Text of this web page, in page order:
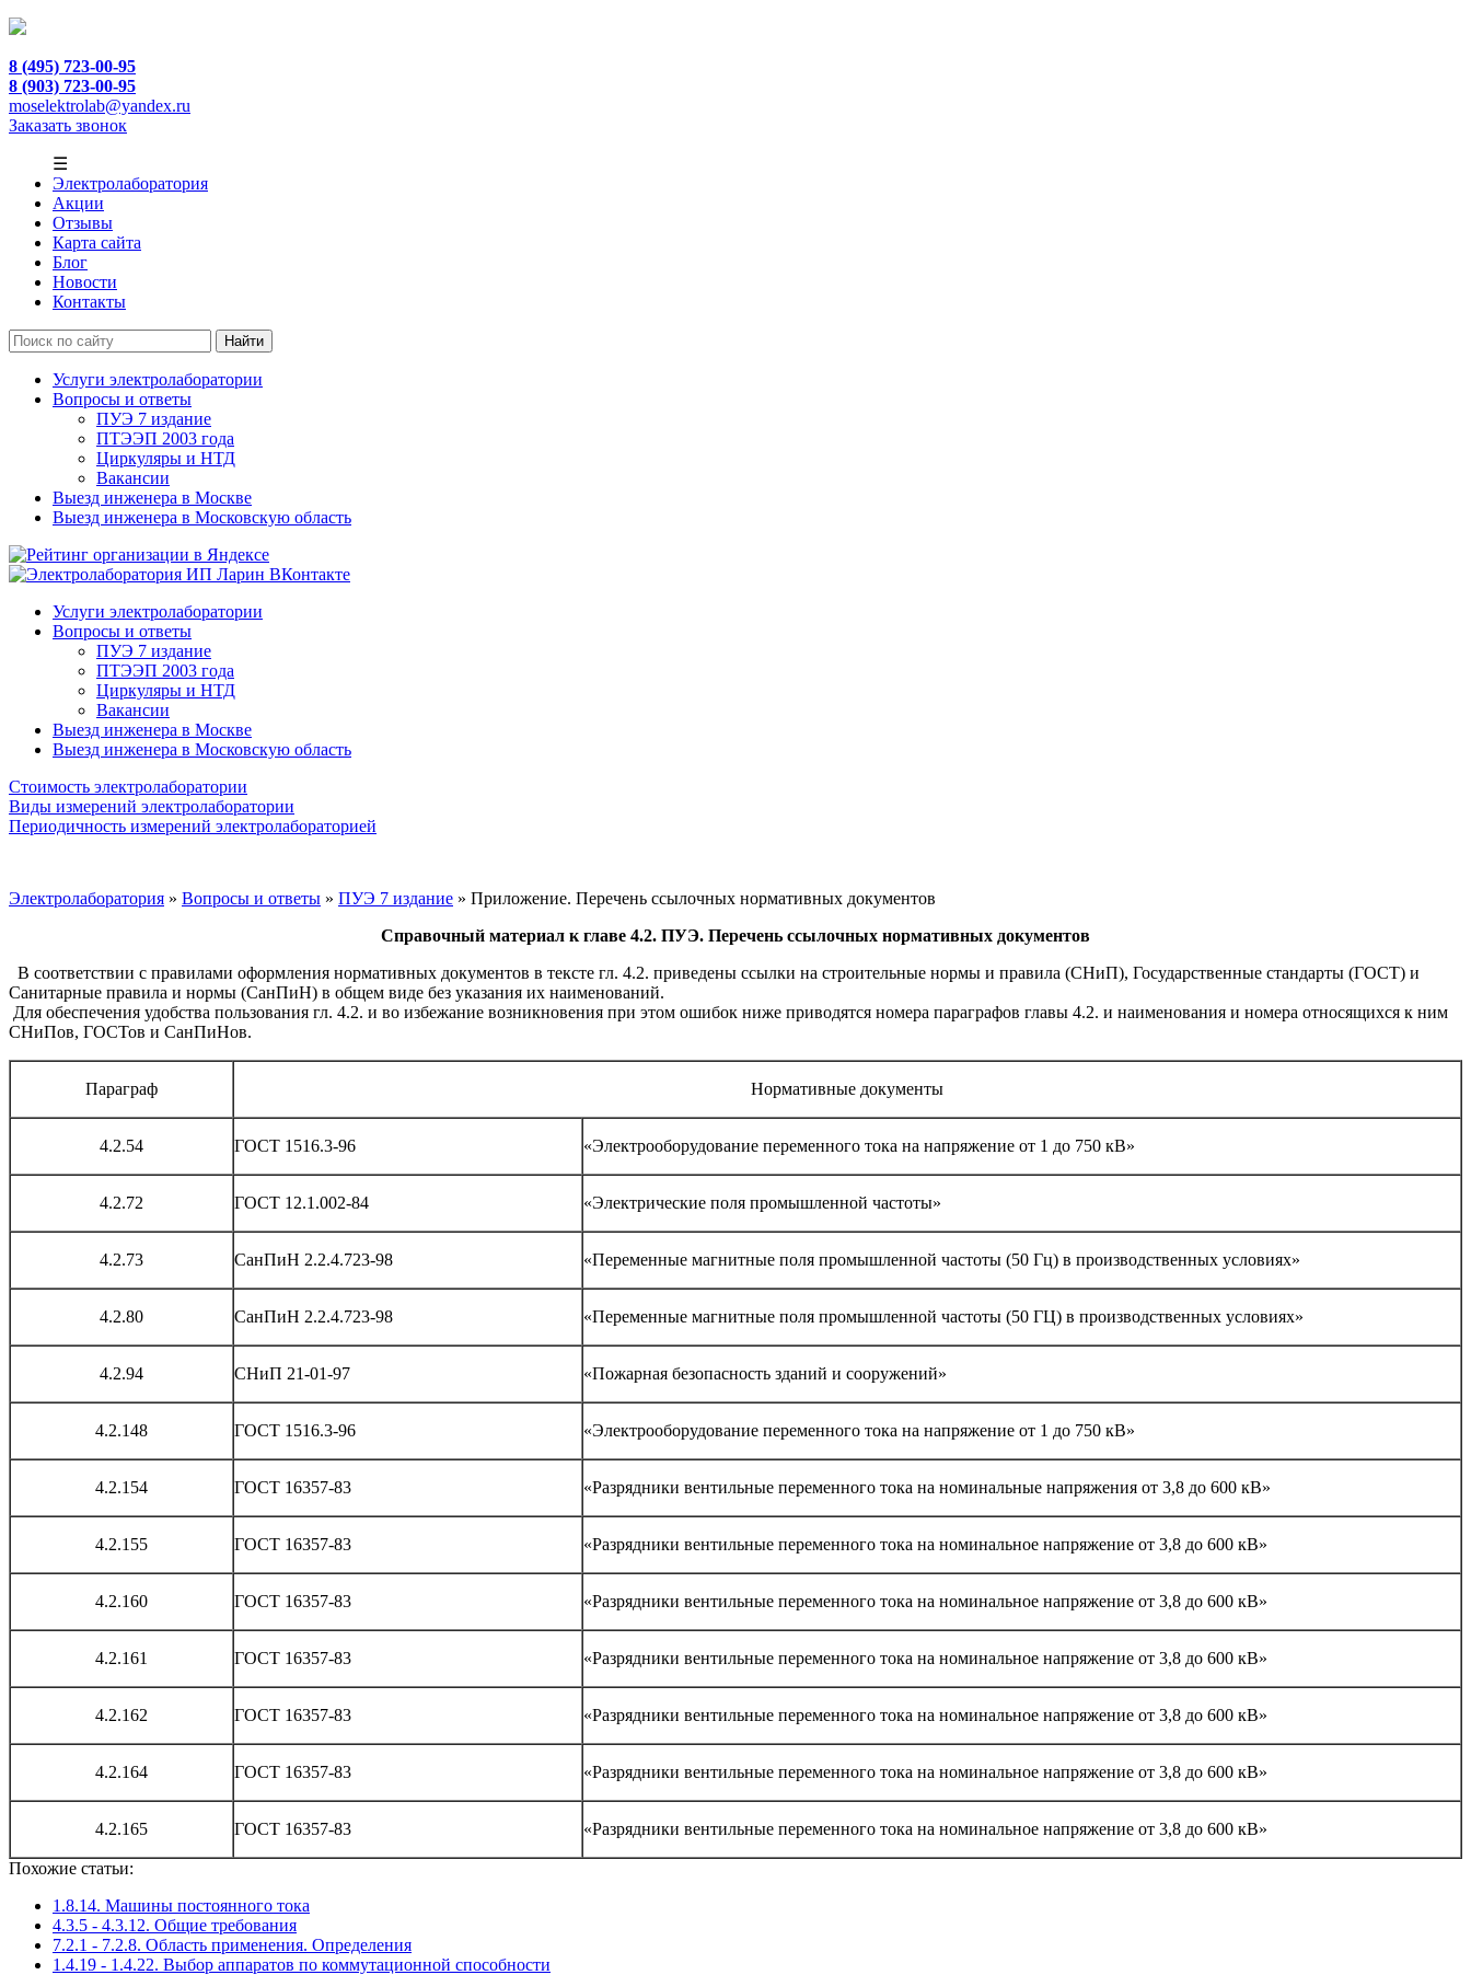
8 (495) 723-00-95
8 (903) 723-00-95
moselektrolab@yandex.ru
Заказать звонок
☰
Электролаборатория
Акции
Отзывы
Карта сайта
Блог
Новости
Контакты
Услуги электролаборатории
Вопросы и ответы
ПУЭ 7 издание
ПТЭЭП 2003 года
Циркуляры и НТД
Вакансии
Выезд инженера в Москве
Выезд инженера в Московскую область
Услуги электролаборатории
Вопросы и ответы
ПУЭ 7 издание
ПТЭЭП 2003 года
Циркуляры и НТД
Вакансии
Выезд инженера в Москве
Выезд инженера в Московскую область
Стоимость электролаборатории
Виды измерений электролаборатории
Периодичность измерений электролабораторией
Электролаборатория » Вопросы и ответы » ПУЭ 7 издание » Приложение. Перечень ссылочных нормативных документов
Справочный материал к главе 4.2. ПУЭ. Перечень ссылочных нормативных документов
В соответствии с правилами оформления нормативных документов в тексте гл. 4.2. приведены ссылки на строительные нормы и правила (СНиП), Государственные стандарты (ГОСТ) и
Санитарные правила и нормы (СанПиН) в общем виде без указания их наименований.
Для обеспечения удобства пользования гл. 4.2. и во избежание возникновения при этом ошибок ниже приводятся номера параграфов главы 4.2. и наименования и номера относящихся к ним
СНиПов, ГОСТов и СанПиНов.
Параграф Нормативные документы
4.2.54 ГОСТ 1516.3-96 «Электрооборудование переменного тока на напряжение от 1 до 750 кВ»
4.2.72 ГОСТ 12.1.002-84 «Электрические поля промышленной частоты»
4.2.73 СанПиН 2.2.4.723-98 «Переменные магнитные поля промышленной частоты (50 Гц) в производственных условиях»
4.2.80 СанПиН 2.2.4.723-98 «Переменные магнитные поля промышленной частоты (50 ГЦ) в производственных условиях»
4.2.94 СНиП 21-01-97 «Пожарная безопасность зданий и сооружений»
4.2.148 ГОСТ 1516.3-96 «Электрооборудование переменного тока на напряжение от 1 до 750 кВ»
4.2.154 ГОСТ 16357-83 «Разрядники вентильные переменного тока на номинальные напряжения от 3,8 до 600 кВ»
4.2.155 ГОСТ 16357-83 «Разрядники вентильные переменного тока на номинальное напряжение от 3,8 до 600 кВ»
4.2.160 ГОСТ 16357-83 «Разрядники вентильные переменного тока на номинальное напряжение от 3,8 до 600 кВ»
4.2.161 ГОСТ 16357-83 «Разрядники вентильные переменного тока на номинальное напряжение от 3,8 до 600 кВ»
4.2.162 ГОСТ 16357-83 «Разрядники вентильные переменного тока на номинальное напряжение от 3,8 до 600 кВ»
4.2.164 ГОСТ 16357-83 «Разрядники вентильные переменного тока на номинальное напряжение от 3,8 до 600 кВ»
4.2.165 ГОСТ 16357-83 «Разрядники вентильные переменного тока на номинальное напряжение от 3,8 до 600 кВ»
Похожие статьи:
1.8.14. Машины постоянного тока
4.3.5 - 4.3.12. Общие требования
7.2.1 - 7.2.8. Область применения. Определения
1.4.19 - 1.4.22. Выбор аппаратов по коммутационной способности